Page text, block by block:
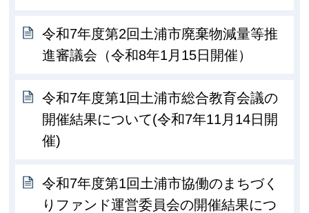
令和7年度第2回土浦市廃棄物減量等推
進審議会（令和8年1月15日開催）
令和7年度第1回土浦市総合教育会議の
開催結果について(令和7年11月14日開
催)
令和7年度第1回土浦市協働のまちづく
りファンド運営委員会の開催結果につ